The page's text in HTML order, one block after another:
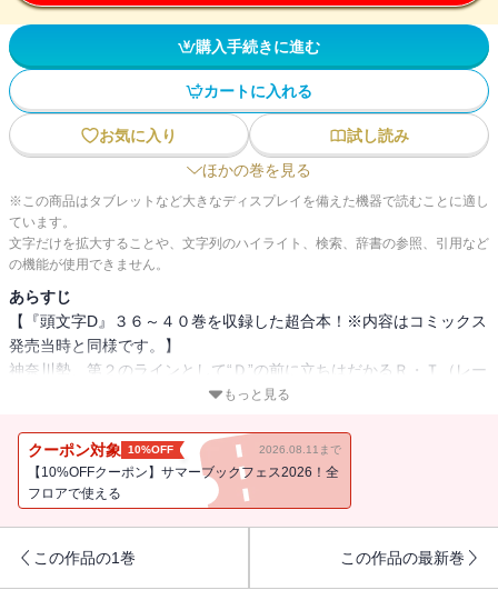
購入手続きに進む
カートに入れる
お気に入り
試し読み
ほかの巻を見る
※この商品はタブレットなど大きなディスプレイを備えた機器で読むことに適し
ています。
文字だけを拡大することや、文字列のハイライト、検索、辞書の参照、引用など
の機能が使用できません。
あらすじ
【『頭文字D』３６～４０巻を収録した超合本！※内容はコミックス
発売当時と同様です。】
神奈川勢、第２のラインとして“Ｄ”の前に立ちはだかるＲ・Ｔ（レー
シングチーム）カタギリＳ・Ｖ（ストリートバージョン）は、サー
短縮するための走り方を熟知した現役レーサーを相手に、拓海たち
はどう挑むのか!?――拓海ｖｓ．小柏カイ戦、再び！両者の親父たち
の舌戦もヒートアップする、神奈川エリア第２ラウンド開始!!
もっと見る
クーポン対象 10%OFF 2026.08.11まで
【10%OFFクーポン】サマーブックフェス2026！全
フロアで使える
この作品の1巻 この作品の最新巻